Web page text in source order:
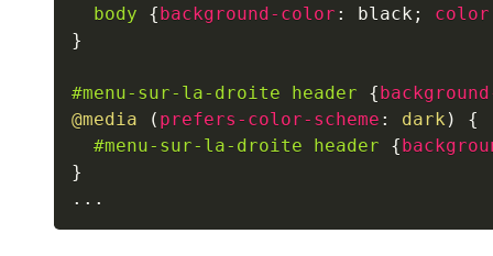
body
{background-color : black ; color
}
#menu-sur-la-droite header {
@media
( prefers-color-scheme : dark )
{
#menu-sur-la-droite header
{
}
...